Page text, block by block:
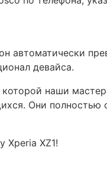
девайса.
наши
Они полностью
Xperia XZ1!